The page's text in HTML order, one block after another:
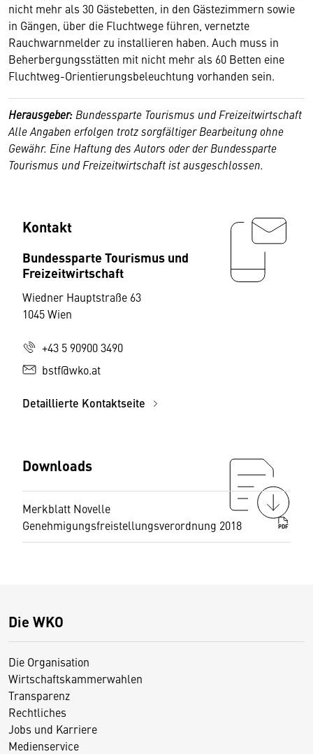
nicht mehr als 30 Gästebetten, in den Gästezimmern sowie
in Gängen, über die Fluchtwege führen, vernetzte
Rauchwarnmelder zu installieren haben. Auch muss in
Beherbergungsstätten mit nicht mehr als 60 Betten eine
Fluchtweg-Orientierungsbeleuchtung vorhanden sein.
Herausgeber: Bundessparte Tourismus und Freizeitwirtschaft
Alle Angaben erfolgen trotz sorgfältiger Bearbeitung ohne
Gewähr. Eine Haftung des Autors oder der Bundessparte
Tourismus und Freizeitwirtschaft ist ausgeschlossen.
Kontakt
Bundessparte Tourismus und
Freizeitwirtschaft
Wiedner Hauptstraße 63
1045 Wien
+43 5 90900 3490
bstf@wko.at
Detaillierte Kontaktseite
Downloads
Merkblatt Novelle
Genehmigungsfreistellungsverordnung 2018
PDF
Die WKO
Die Organisation
Wirtschaftskammerwahlen
Transparenz
Rechtliches
Jobs und Karriere
Medienservice